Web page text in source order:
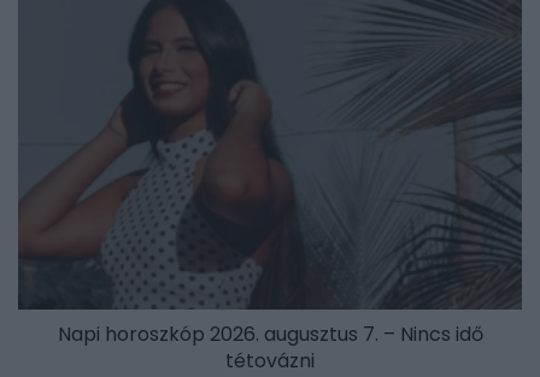
Napi horoszkóp 2026. augusztus 7. – Nincs idő
tétovázni